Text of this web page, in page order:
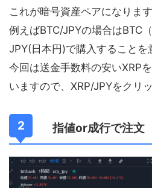
これが暗号資産ペアになります
例えばBTC/JPYの場合はBTC
JPY(日本円)で購入することを
今回は送金手数料の安いXRP
いますので、XRP/JPYをクリッ
指値or成行で注文